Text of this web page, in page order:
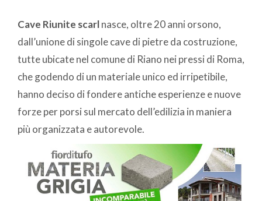
Cave Riunite scarlnasce, oltre 20 anni orsono,
dall’unione di singole cave di pietre da costruzione,
tutte ubicate nel comune di Riano nei pressi di Roma,
che godendo di un materiale unico ed irripetibile,
hanno deciso di fondere antiche esperienze e nuove
forze per porsi sul mercato dell’edilizia in maniera
più organizzata e autorevole.